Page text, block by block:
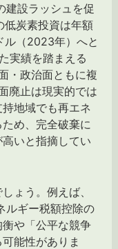
建設ラッシュを促
低炭素投資は年額
（2023年）へと
実績を踏まえる
・政治面ともに複
廃止は現実的では
地域でも再エネ
め、完全破棄に
いと指摘してい
ょう。例えば、
ルギー税額控除の
や「公平な競争
能性がありま